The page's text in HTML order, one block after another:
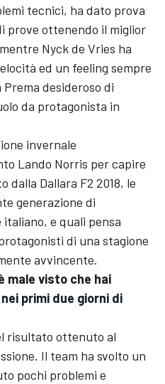
tecnici, ha dato prova
prove ottenendo il miglior
Nyck de Vries ha
ed un feeling sempre
desideroso di
da protagonista in
invernale
Lando Norris per capire
dalla Dallara F2 2018, le
generazione di
e quali pensa
di una stagione
avvincente.
male visto che hai
primi due giorni di
risultato ottenuto al
Il team ha svolto un
pochi problemi e